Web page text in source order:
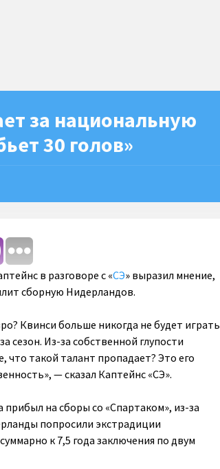
за национальную
30 голов»
в разговоре с «СЭ» выразил мнение,
сборную Нидерландов.
Квинси больше никогда не будет играть
сезон. Из-за собственной глупости
что такой талант пропадает? Это его
— сказал Каптейнс «СЭ».
на сборы со «Спартаком», из-за
попросили экстрадиции
к 7,5 года заключения по двум